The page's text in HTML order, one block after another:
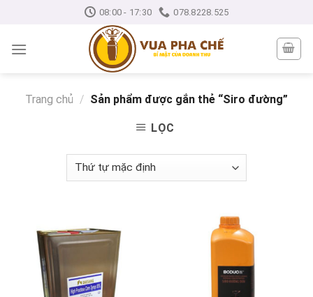
content
08:00 - 17:30 078.8228.525
Trang chủ / Sản phẩm được gắn thẻ “Siro đường”
LỌC